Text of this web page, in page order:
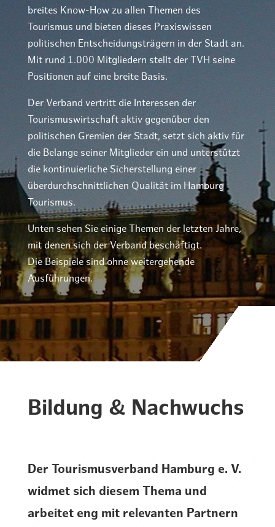
breites Know-How zu allen Themen des
Tourismus und bieten dieses Praxiswissen
politischen Entscheidungsträgern in der Stadt an.
Mit rund 1.000 Mitgliedern stellt der TVH seine
Positionen auf eine breite Basis.
Der Verband vertritt die Interessen der
Tourismuswirtschaft aktiv gegenüber den
politischen Gremien der Stadt, setzt sich aktiv für
die Belange seiner Mitglieder ein und unterstützt
die kontinuierliche Sicherstellung einer
überdurchschnittlichen Qualität im Hamburg
Tourismus.
Unten sehen Sie einige Themen der letzten Jahre,
mit denen sich der Verband beschäftigt.
Die Beispiele sind ohne weitergehende
Ausführungen.
Bildung & Nachwuchs
Der Tourismusverband Hamburg e. V.
widmet sich diesem Thema und
arbeitet eng mit relevanten Partnern